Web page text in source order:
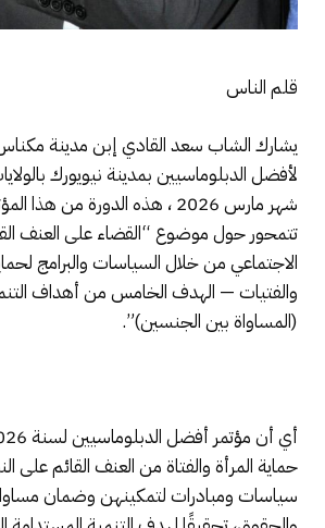
قلم الناس
يشارك الشاب سعد القادي إبن مدينة مكناس
لأفضل الدبلوماسيين بمدينة نيويورك
شهر مارس 2026 ، هذه الدورة من هذا
تتمحور حول موضوع “القضاء على العنف
الاجتماعي من خلال السياسات والبرامج
والفتيات — الهدف الخامس من أهداف
(المساواة بين الجنسين)”.
حماية المرأة والفتاة من العنف القائم على
سياسات ومبادرات لتمكينهن وضمان